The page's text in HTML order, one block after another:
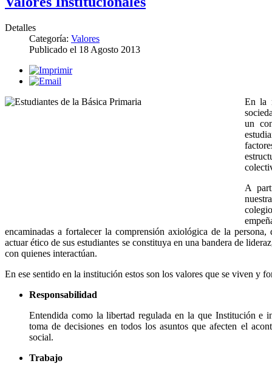
Detalles
Categoría: Valores
Publicado el 18 Agosto 2013
En la
un
A
encaminadas a fortalecer la comprensión axiológica de la
actuar ético de sus estudiantes se constituya en una bandera de
con quienes interactúan.
En ese sentido en la institución estos son los valores que se viven y
Responsabilidad
Entendida como la libertad regulada en la que Institución e
toma de decisiones en todos los asuntos que afecten el
social.
Trabajo